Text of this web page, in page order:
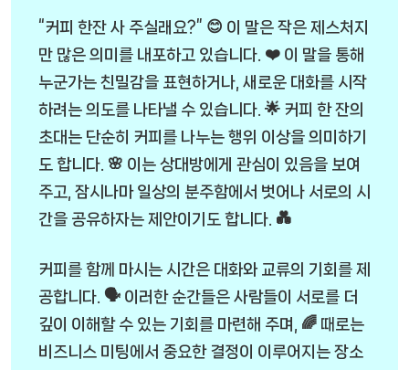
“커피 한잔 사 주실래요?” 😊 이 말은 작은 제스처지
만 많은 의미를 내포하고 있습니다. ❤️ 이 말을 통해
누군가는 친밀감을 표현하거나, 새로운 대화를 시작
하려는 의도를 나타낼 수 있습니다. 🌟 커피 한 잔의
초대는 단순히 커피를 나누는 행위 이상을 의미하기
도 합니다. 🌸 이는 상대방에게 관심이 있음을 보여
주고, 잠시나마 일상의 분주함에서 벗어나 서로의 시
간을 공유하자는 제안이기도 합니다. 💑
커피를 함께 마시는 시간은 대화와 교류의 기회를 제
공합니다. 🗣️ 이러한 순간들은 사람들이 서로를 더
깊이 이해할 수 있는 기회를 마련해 주며, 🌈 때로는
비즈니스 미팅에서 중요한 결정이 이루어지는 장소